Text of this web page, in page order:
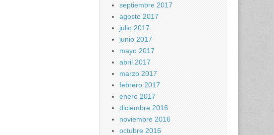
septiembre 2017
agosto 2017
julio 2017
junio 2017
mayo 2017
abril 2017
marzo 2017
febrero 2017
enero 2017
diciembre 2016
noviembre 2016
octubre 2016